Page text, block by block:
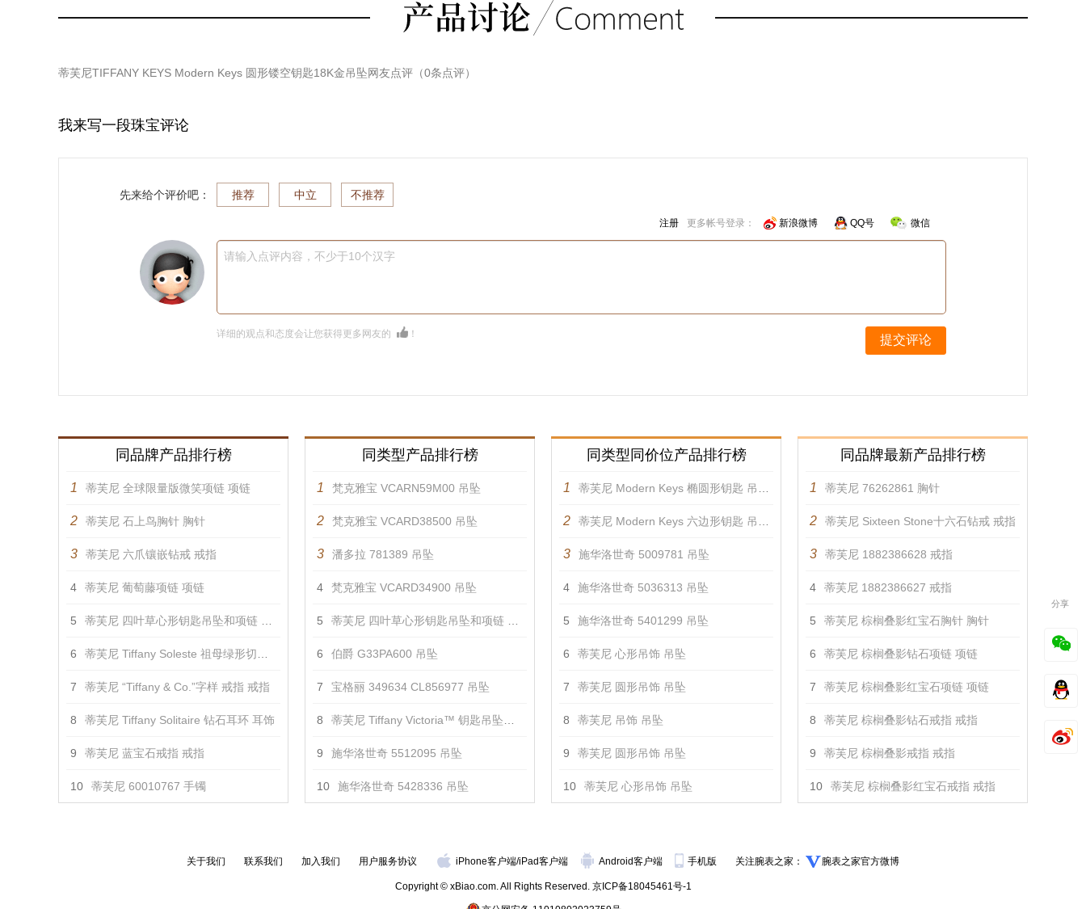
蒂芙尼TIFFANY KEYS Modern Keys 圆形镂空钥匙18K金吊坠网友点评（0条点评）
我来写一段珠宝评论
先来给个评价吧： 推荐 中立 不推荐
注册 更多帐号登录： 新浪微博 QQ号 微信
请输入点评内容，不少于10个汉字
详细的观点和态度会让您获得更多网友的 ！ 提交评论
同品牌产品排行榜
1 蒂芙尼 全球限量版微笑项链 项链
2 蒂芙尼 石上鸟胸针 胸针
3 蒂芙尼 六爪镶嵌钻戒 戒指
4 蒂芙尼 葡萄藤项链 项链
5 蒂芙尼 四叶草心形钥匙吊坠和项链 吊坠
6 蒂芙尼 Tiffany Soleste 祖母绿形切割钻戒 戒指
7 蒂芙尼 “Tiffany & Co.”字样 戒指 戒指
8 蒂芙尼 Tiffany Solitaire 钻石耳环 耳饰
9 蒂芙尼 蓝宝石戒指 戒指
10 蒂芙尼 60010767 手镯
同类型产品排行榜
1 梵克雅宝 VCARN59M00 吊坠
2 梵克雅宝 VCARD38500 吊坠
3 潘多拉 781389 吊坠
4 梵克雅宝 VCARD34900 吊坠
5 蒂芙尼 四叶草心形钥匙吊坠和项链 吊坠
6 伯爵 G33PA600 吊坠
7 宝格丽 349634 CL856977 吊坠
8 蒂芙尼 Tiffany Victoria™ 钥匙吊坠项链 吊坠
9 施华洛世奇 5512095 吊坠
10 施华洛世奇 5428336 吊坠
同类型同价位产品排行榜
1 蒂芙尼 Modern Keys 椭圆形钥匙 吊坠 吊坠
2 蒂芙尼 Modern Keys 六边形钥匙 吊坠 吊坠
3 施华洛世奇 5009781 吊坠
4 施华洛世奇 5036313 吊坠
5 施华洛世奇 5401299 吊坠
6 蒂芙尼 心形吊饰 吊坠
7 蒂芙尼 圆形吊饰 吊坠
8 蒂芙尼 吊饰 吊坠
9 蒂芙尼 圆形吊饰 吊坠
10 蒂芙尼 心形吊饰 吊坠
同品牌最新产品排行榜
1 蒂芙尼 76262861 胸针
2 蒂芙尼 Sixteen Stone十六石钻戒 戒指
3 蒂芙尼 1882386628 戒指
4 蒂芙尼 1882386627 戒指
5 蒂芙尼 棕榈叠影红宝石胸针 胸针
6 蒂芙尼 棕榈叠影钻石项链 项链
7 蒂芙尼 棕榈叠影红宝石项链 项链
8 蒂芙尼 棕榈叠影钻石戒指 戒指
9 蒂芙尼 棕榈叠影戒指 戒指
10 蒂芙尼 棕榈叠影红宝石戒指 戒指
关于我们 联系我们 加入我们 用户服务协议 iPhone客户端/iPad客户端 Android客户端 手机版 关注腕表之家： 腕表之家官方微博
Copyright © xBiao.com. All Rights Reserved. 京ICP备18045461号-1
分享